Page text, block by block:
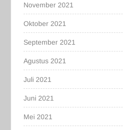
November 2021
Oktober 2021
September 2021
Agustus 2021
Juli 2021
Juni 2021
Mei 2021